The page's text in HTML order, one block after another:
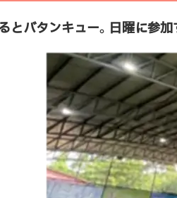
とバタンキュー。日曜に参